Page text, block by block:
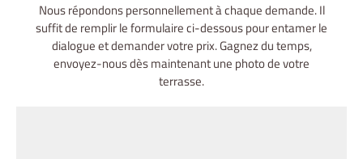
Nous répondons personnellement à chaque demande. Il
suffit de remplir le formulaire ci-dessous pour entamer le
dialogue et demander votre prix. Gagnez du temps,
envoyez-nous dès maintenant une photo de votre
terrasse.